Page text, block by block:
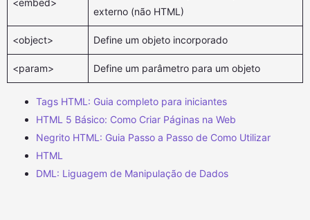
<embed>
externo (não HTML)
<object> Define um objeto incorporado
<param> Define um parâmetro para um objeto
Tags HTML: Guia completo para iniciantes
HTML 5 Básico: Como Criar Páginas na Web
Negrito HTML: Guia Passo a Passo de Como Utilizar
HTML
DML: Liguagem de Manipulação de Dados